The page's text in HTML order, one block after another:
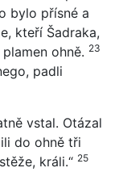
bylo přísné a
kteří Šadraka,
ohně. 23
padli
vstal. Otázal
do ohně tři
králi.“ 25